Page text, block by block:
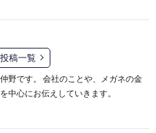
投稿一覧
野です。 会社のことや、メガネの金
中心にお伝えしていきます。